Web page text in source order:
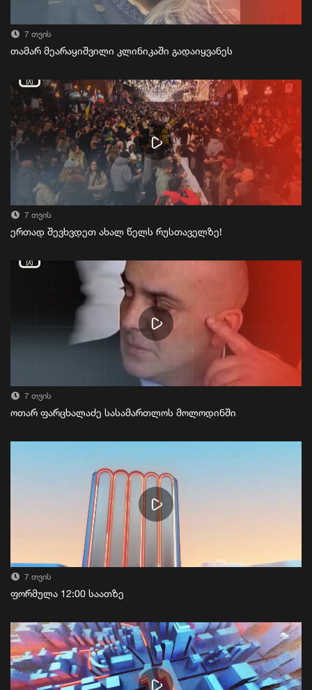
7 თვის
თამარ მეარაყიშვილი კლინიკაში გადაიყვანეს
7 თვის
ერთად შევხვდეთ ახალ წელს რუსთაველზე!
7 თვის
ოთარ ფარცხალაძე სასამართლოს მოლოდინში
7 თვის
ფორმულა 12:00 საათზე